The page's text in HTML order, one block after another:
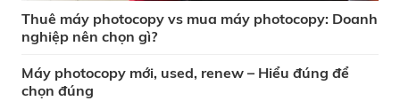
Thuê máy photocopy vs mua máy photocopy: Doanh
nghiệp nên chọn gì?
Máy photocopy mới, used, renew – Hiểu đúng để
chọn đúng